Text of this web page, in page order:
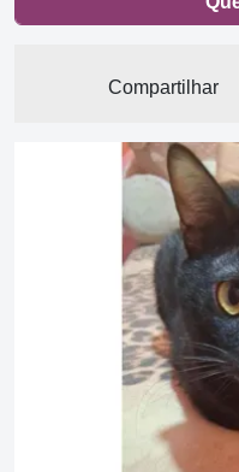
Compartilhar
Previous